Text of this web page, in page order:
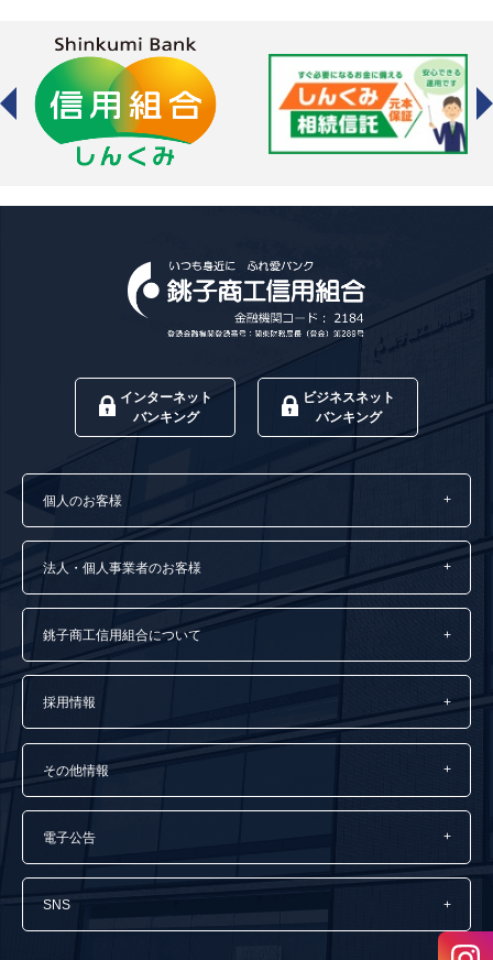
インターネット
バンキング
ビジネスネット
バンキング
個人のお客様
法人・個人事業者のお客様
銚子商工信用組合について
採用情報
その他情報
電子公告
SNS